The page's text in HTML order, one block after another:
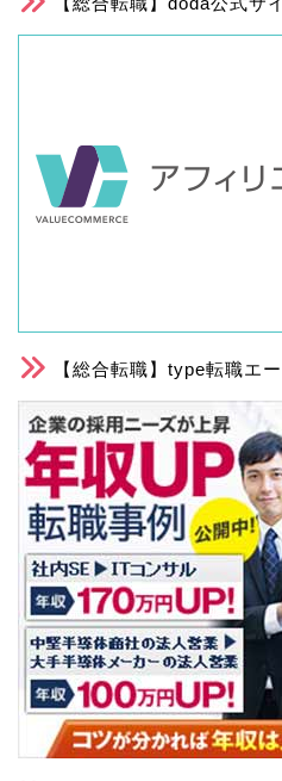
【総合転職】type転職エ